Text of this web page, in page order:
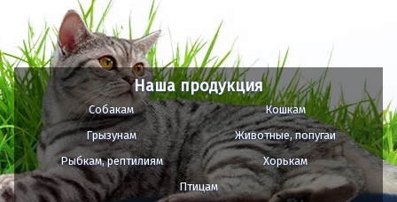
Наша продукция
Собакам
Кошкам
Грызунам
Животные, попугаи
Рыбкам, рептилиям
Хорькам
Птицам